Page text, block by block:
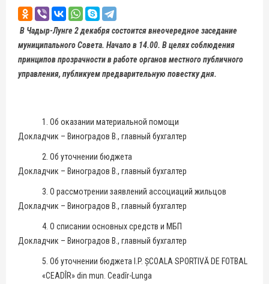
В Чадыр-Лунге 2 декабря состоится внеочередное заседание
муниципального Совета. Начало в 14.00. В целях соблюдения
принципов прозрачности в работе органов местного публичного
управления, публикуем предварительную повестку дня.
1. Об оказании материальной помощи
Докладчик – Виноградов В., главный бухгалтер
2. Об уточнении бюджета
Докладчик – Виноградов В., главный бухгалтер
3. О рассмотрении заявлений ассоциаций жильцов
Докладчик – Виноградов В., главный бухгалтер
4. О списании основных средств и МБП
Докладчик – Виноградов В., главный бухгалтер
5. Об уточнении бюджета I.P. ȘCOALA SPORTIVĂ DE FOTBAL
«CEADÎR» din mun. Ceadîr-Lunga